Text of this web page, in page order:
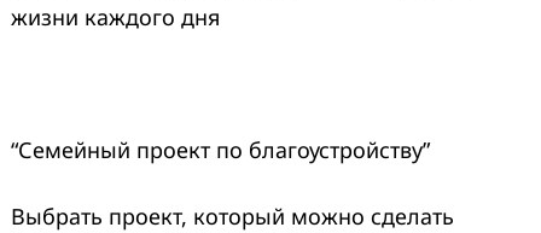
жизни каждого дня
“Семейный проект по благоустройству”
Выбрать проект, который можно сделать